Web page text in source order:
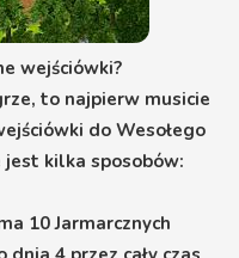
wejściówki?
to najpierw musicie
do Wesołego
jest kilka sposobów:
10 Jarmarcznych